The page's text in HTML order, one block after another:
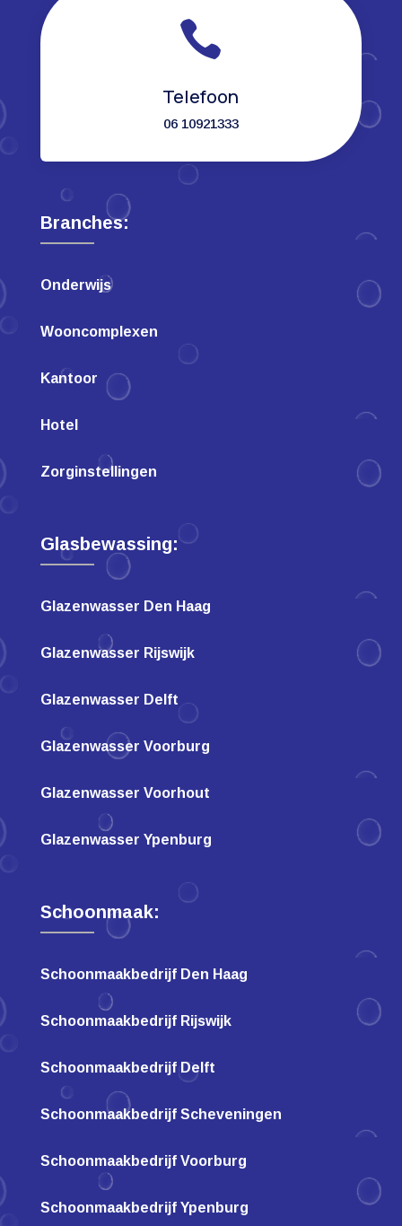

Telefoon
06 10921333
Branches:
Onderwijs
Wooncomplexen
Kantoor
Hotel
Zorginstellingen
Glasbewassing:
Glazenwasser Den Haag
Glazenwasser Rijswijk
Glazenwasser Delft
Glazenwasser Voorburg
Glazenwasser Voorhout
Glazenwasser Ypenburg
Schoonmaak:
Schoonmaakbedrijf Den Haag
Schoonmaakbedrijf Rijswijk
Schoonmaakbedrijf Delft
Schoonmaakbedrijf Scheveningen
Schoonmaakbedrijf Voorburg
Schoonmaakbedrijf Ypenburg